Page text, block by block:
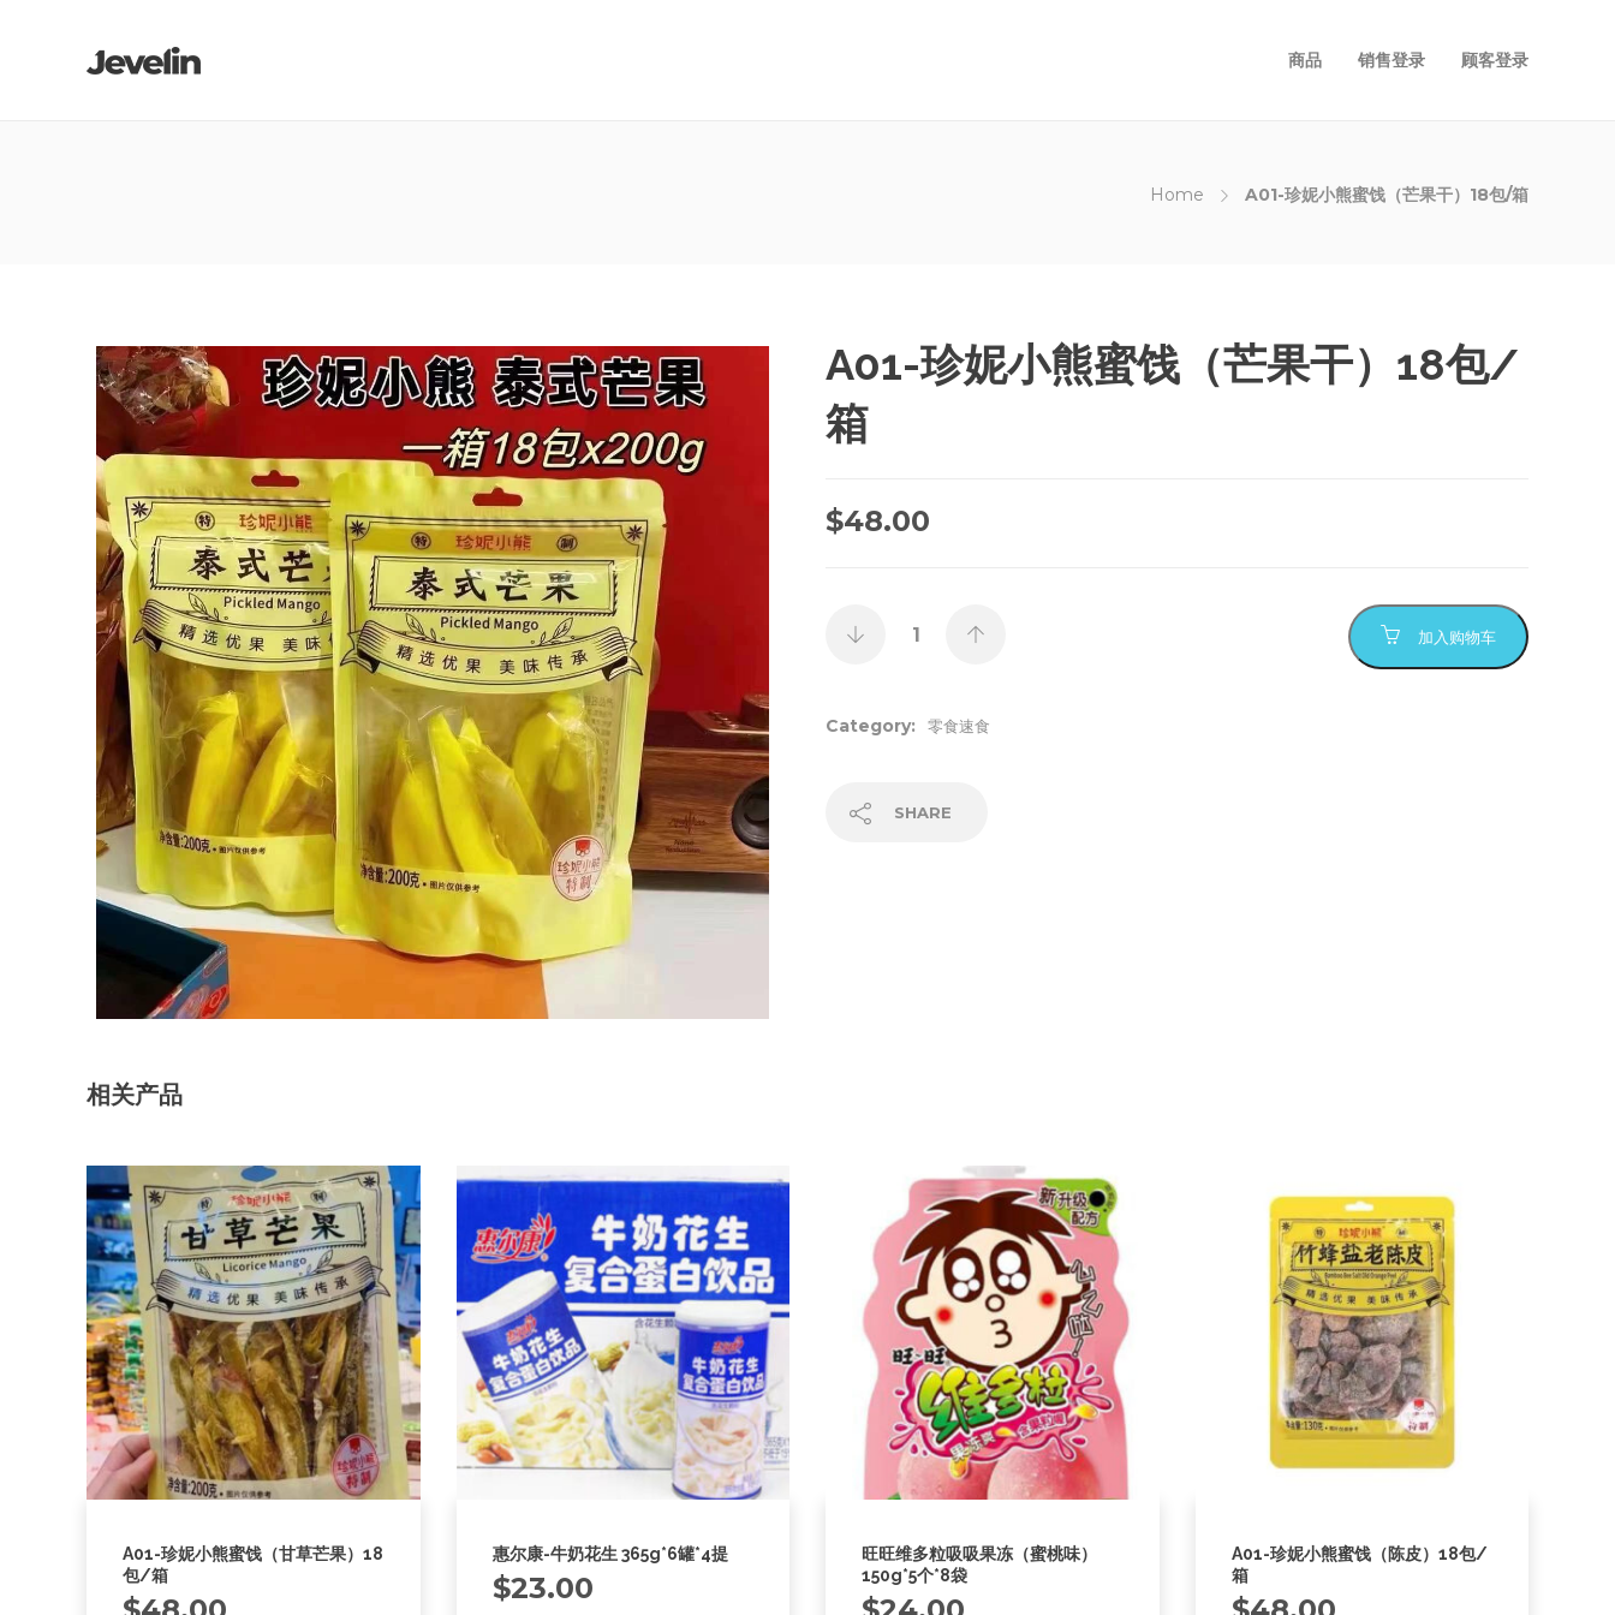
商品 销售登录 顾客登录
Home A01-珍妮小熊蜜饯（芒果干）18包/箱
A01-珍妮小熊蜜饯（芒果干）18包/
箱
$48.00
加入购物车
Category: 零食速食
SHARE
相关产品
A01-珍妮小熊蜜饯（甘草芒果）18
包/箱
惠尔康-牛奶花生 365g*6罐*4提
$23.00
旺旺维多粒吸吸果冻（蜜桃味）
150g*5个*8袋
A01-珍妮小熊蜜饯（陈皮）18包/
箱